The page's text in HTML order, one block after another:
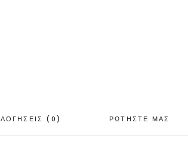
(0) ΡΩΤΗΣΤΕ ΜΑΣ